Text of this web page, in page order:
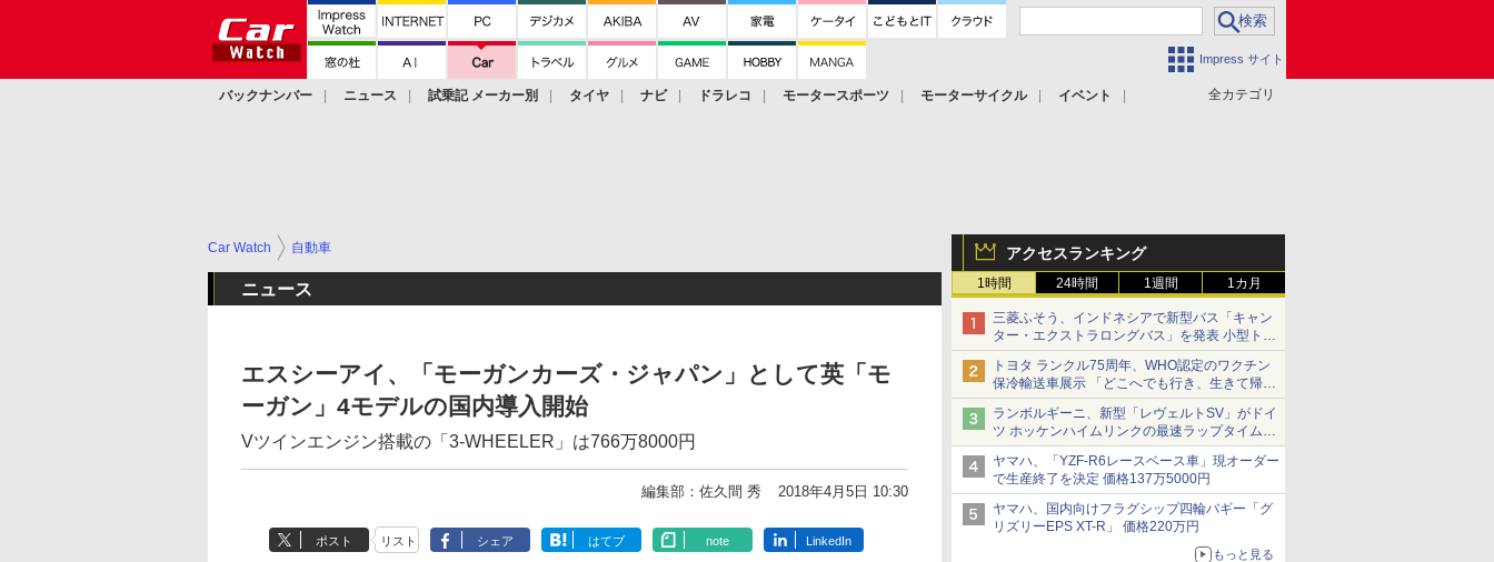
Impress サイト
全カテゴリ
バックナンバー ニュース 試乗記 メーカー別 タイヤ ナビ ドラレコ モータースポーツ モーターサイクル
イベント
アクセスランキング
1時間 24時間 1週間 1カ月
三菱ふそう、インドネシアで新型バス「キャン
ター・エクストラロングバス」を発表 小型トラ
ックベースの観光・旅客輸送向けバス
トヨタ ランクル75周年、WHO認定のワクチン
保冷輸送車展示 「どこへでも行き、生きて帰っ
てこられる」ランドクルーザーで命をつなぐ
ランボルギーニ、新型「レヴェルトSV」がドイ
ツ ホッケンハイムリンクの最速ラップタイムを
記録
ヤマハ、「YZF-R6レースベース車」現オーダー
で生産終了を決定 価格137万5000円
ヤマハ、国内向けフラグシップ四輪バギー「グ
リズリーEPS XT-R」 価格220万円
もっと見る
Car Watch 自動車
ニュース
エスシーアイ、「モーガンカーズ・ジャパン」として英「モ
ーガン」4モデルの国内導入開始
Vツインエンジン搭載の「3-WHEELER」は766万8000円
編集部：佐久間 秀 2018年4月5日 10:30
ポスト リスト シェア はてブ note LinkedIn